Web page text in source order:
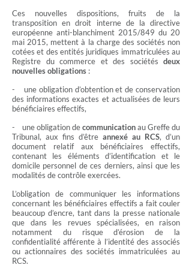
Ces nouvelles dispositions, fruits de la
transposition en droit interne de la directive
européenne anti-blanchiment 2015/849 du 20
mai 2015, mettent à la charge des sociétés non
cotées et des entités juridiques immatriculées au
Registre du commerce et des sociétés deux
nouvelles obligations :
- une obligation d’obtention et de conservation
des informations exactes et actualisées de leurs
bénéficiaires effectifs,
- une obligation decommunicationau Greffe du
Tribunal, aux fins d’être annexé au RCS, d’un
document relatif aux bénéficiaires effectifs,
contenant les éléments d’identification et le
domicile personnel de ces derniers, ainsi que les
modalités de contrôle exercées.
L’obligation de communiquer les informations
concernant les bénéficiaires effectifs a fait couler
beaucoup d’encre, tant dans la presse nationale
que dans les revues spécialisées, en raison
notamment du risque d’érosion de la
confidentialité afférente à l’identité des associés
ou actionnaires des sociétés immatriculées au
RCS.